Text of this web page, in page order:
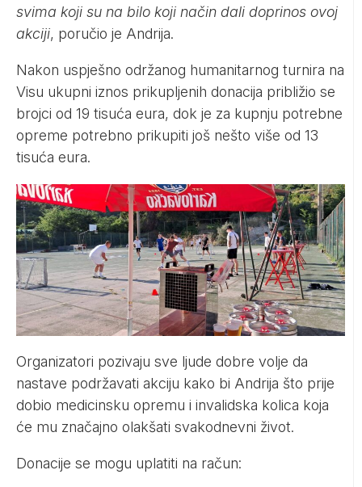
svima koji su na bilo koji način dali doprinos ovoj
akciji, poručio je Andrija.
Nakon uspješno održanog humanitarnog turnira na
Visu ukupni iznos prikupljenih donacija približio se
brojci od 19 tisuća eura, dok je za kupnju potrebne
opreme potrebno prikupiti još nešto više od 13
tisuća eura.
Organizatori pozivaju sve ljude dobre volje da
nastave podržavati akciju kako bi Andrija što prije
dobio medicinsku opremu i invalidska kolica koja
će mu značajno olakšati svakodnevni život.
Donacije se mogu uplatiti na račun: